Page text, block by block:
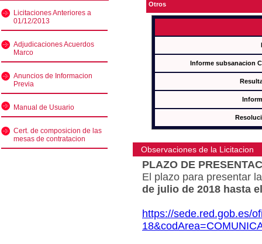
Licitaciones Anteriores a
01/12/2013
Adjudicaciones Acuerdos
Marco
Anuncios de Informacion
Previa
Manual de Usuario
Cert. de composicion de las
mesas de contratacion
Otros
Informe subsanacion
Observaciones de la Licitacion
PLAZO DE
El plazo para presentar
de julio de 2018 hasta
https://sede.red.gob.es/